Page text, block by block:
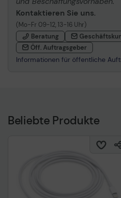
Kontaktieren Sie uns.
(Mo-Fr 09-12, 13-16 Uhr)
Beratung
Öff. Auftragsgeber
Informationen für öffentliche
Beliebte Produkte